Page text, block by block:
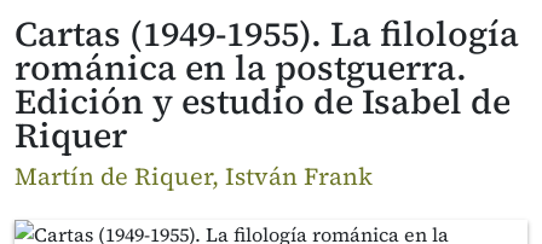
Cartas (1949-1955). La filología
románica en la postguerra.
Edición y estudio de Isabel de
Riquer
Martín de Riquer, István Frank